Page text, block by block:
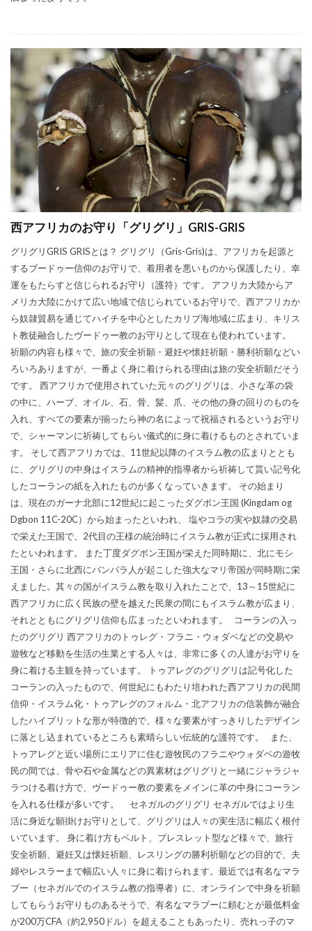
西アフリカのお守り「グリグリ」GRIS-GRIS
グリグリGRIS GRISとは？ グリグリ（Gris-Gris)は、アフリカを起源と
するブードゥー信仰のお守りで、着用者を悪いものから保護したり、幸
運をもたらすと信じられるお守り（護符）です。 アフリカ大陸からア
メリカ大陸にかけて広い地域で信じられているお守りで、西アフリカか
ら奴隷貿易を通じてハイチを中心としたカリブ海地域に広まり、キリス
ト教徒融合したヴードゥー教のお守りとして現在も使われています。
祈願の内容も様々で、旅の安全祈願・避妊や懐妊祈願・勝利祈願などい
ろいろありますが、一番よく身に着けられる理由は旅の安全祈願だそう
です。 西アフリカで使用されていた元々のグリグリは、小さな革の袋
の中に、ハーブ、オイル、石、骨、髪、爪、その他の身の回りのものを
入れ、すべての要素が揃ったら神の名によって祝福されるというお守り
で、シャーマンに祈祷してもらい儀式的に身に着けるものとされていま
す。 そして西アフリカでは、11世紀以降のイスラム教の広まりととも
に、グリグリの中身はイスラムの精神的指導者から祈祷して貰い記号化
したコーランの紙を入れたものが多くなっていきます。 その始まり
は、現在のガーナ北部に12世紀に起こったダグボン王国 (Kingdam og
Dgbon 11C-20C）から始まったといわれ、 塩やコラの実や奴隷の交易
で栄えた王国で、2代目の王様の統治時にイスラム教が正式に採用され
たといわれます。 また丁度ダグボン王国が栄えた同時期に、北にモシ
王国・さらに北西にバンバラ人が起こした強大なマリ帝国が同時期に栄
えました。其々の国がイスラム教を取り入れたことで、13～15世紀に
西アフリカに広く民族の壁を越えた民衆の間にもイスラム教が広まり、
それとともにグリグリ信仰も広まったといわれます。 コーランの入っ
たのグリグリ 西アフリカのトゥレグ・フラニ・ウォダベなどの交易や
遊牧など移動を生活の生業とする人々は、非常に多くの人達がお守りを
身に着ける主観を持っています。 トゥアレグのグリグリは記号化した
コーランの入ったもので、何世紀にもわたり培われた西アフリカの民間
信仰・イスラム化・トゥアレグのフォルム・北アフリカの信装飾が融合
したハイブリットな形が特徴的で、様々な要素がすっきりしたデザイン
に落とし込まれているところも素晴らしい伝統的な護符です。 また、
トゥアレグと近い場所にエリアに住む遊牧民のフラニやウォダベの遊牧
民の間では、骨や石や金属などの異素材はグリグリと一緒にジャラジャ
ラつける着け方で、ヴードゥー教の要素をメインに革の中身にコーラン
を入れる仕様が多いです。 セネガルのグリグリ セネガルではより生
活に身近な願掛けお守りとして、グリグリは人々の実生活に幅広く根付
いています。 身に着け方もベルト、ブレスレット型など様々で、旅行
安全祈願、避妊又は懐妊祈願、レスリングの勝利祈願などの目的で、夫
婦やレスラーまで幅広い人々に身に着けられます。最近では有名なマラ
ブー（セネガルでのイスラム教の指導者）に、オンラインで中身を祈願
してもらうお守りものあるそうで、有名なマラブーに頼むとが最低料金
が200万CFA（約2,950ドル）を超えることもあったり、売れっ子のマ